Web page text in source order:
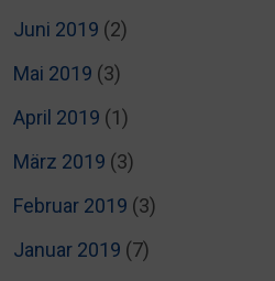
Juni 2019 (2)
Mai 2019 (3)
April 2019 (1)
März 2019 (3)
Februar 2019 (3)
Januar 2019 (7)